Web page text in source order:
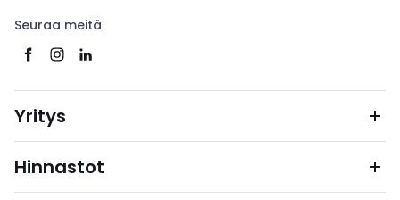
Seuraa meitä
Yritys
Hinnastot